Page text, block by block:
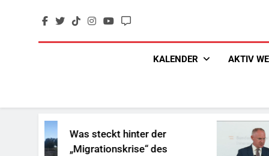
KALENDER AKTIV
steckt hinter der
des
und